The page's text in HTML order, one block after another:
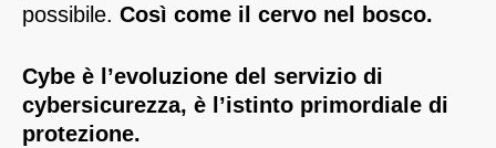
possibile. Così come il cervo nel bosco.
Cybe è l’evoluzione del servizio di
cybersicurezza, è l’istinto primordiale di
protezione.